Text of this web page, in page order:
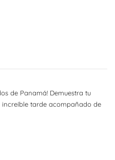
de Panamá! Demuestra tu
tarde acompañado de